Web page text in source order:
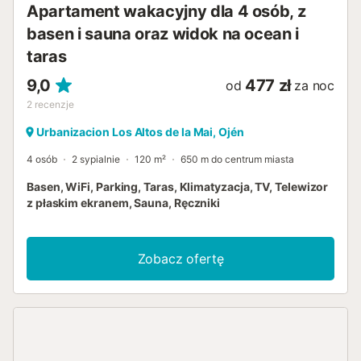
przespacerujcie się po starej części miasta Marbelli l...
Apartament wakacyjny dla 4 osób, z
basen i sauna oraz widok na ocean i
taras
9,0
2 recenzje
od 477 zł za noc
Urbanizacion Los Altos de la Mai, Ojén
4 osób 2 sypialnie 120 m² 650 m do centrum miasta
Basen, WiFi, Parking, Taras, Klimatyzacja, TV, Telewizor
z płaskim ekranem, Sauna, Ręczniki
Zobacz ofertę